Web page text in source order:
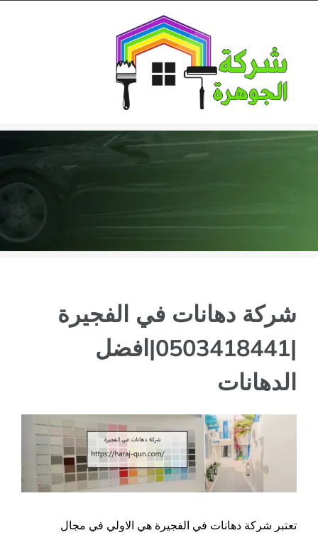
content
شركة دهانات في الفجيرة
|0503418441|افضل
الدهانات
تعتبر شركة دهانات في الفجيرة هي الاولي في مجال